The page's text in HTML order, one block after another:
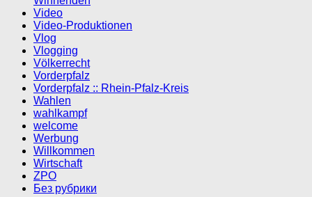
Video
Video-Produktionen
Vlog
Vlogging
Völkerrecht
Vorderpfalz
Vorderpfalz :: Rhein-Pfalz-Kreis
Wahlen
wahlkampf
welcome
Werbung
Willkommen
Wirtschaft
ZPO
Без рубрики